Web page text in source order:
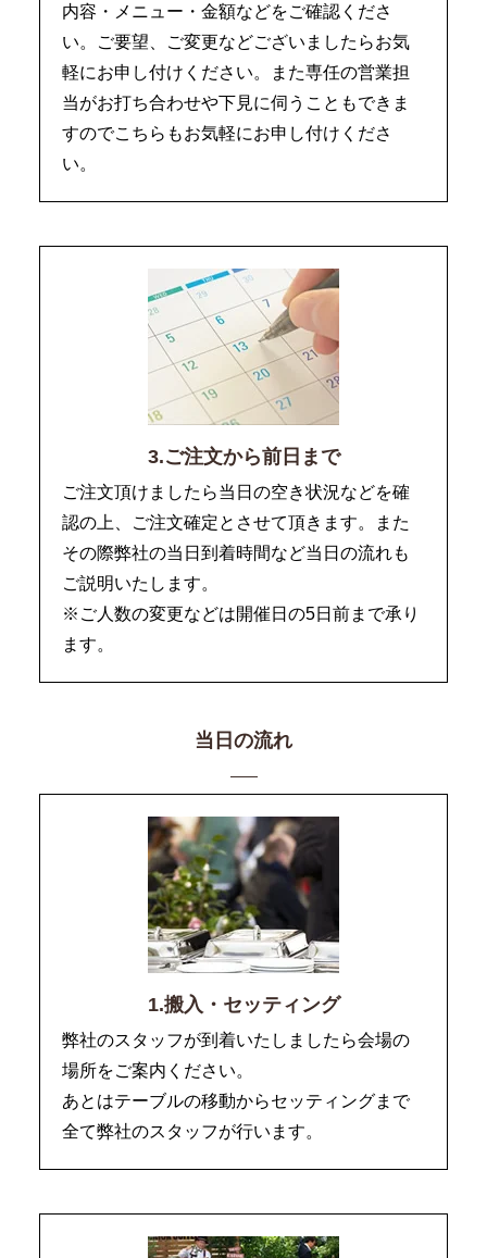
内容・メニュー・金額などをご確認くださ
い。ご要望、ご変更などございましたらお気
軽にお申し付けください。また専任の営業担
当がお打ち合わせや下見に伺うこともできま
すのでこちらもお気軽にお申し付けくださ
い。
3.ご注文から前日まで
ご注文頂けましたら当日の空き状況などを確
認の上、ご注文確定とさせて頂きます。また
その際弊社の当日到着時間など当日の流れも
ご説明いたします。
※ご人数の変更などは開催日の5日前まで承り
ます。
当日の流れ
1.搬入・セッティング
弊社のスタッフが到着いたしましたら会場の
場所をご案内ください。
あとはテーブルの移動からセッティングまで
全て弊社のスタッフが行います。